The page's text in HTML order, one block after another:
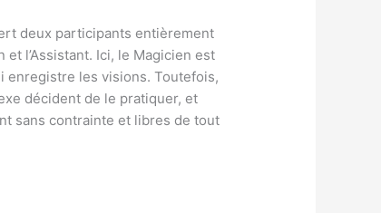
deux participants entièrement
l’Assistant. Ici, le Magicien est
enregistre les visions. Toutefois,
décident de le pratiquer, et
sans contrainte et libres de tout